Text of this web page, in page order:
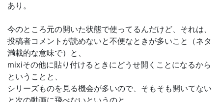
あり。
今のところ元の開いた状態で使ってるんだけど、それは、
投稿者コメントが読めないと不便なときが多いこと（ネタ
満載的な意味で）と、
mixiその他に貼り付けるときにどうせ開くことになるから
ということと、
シリーズものを見る機会が多いので、そもそも開いてない
と次の動画に飛べないというのと。